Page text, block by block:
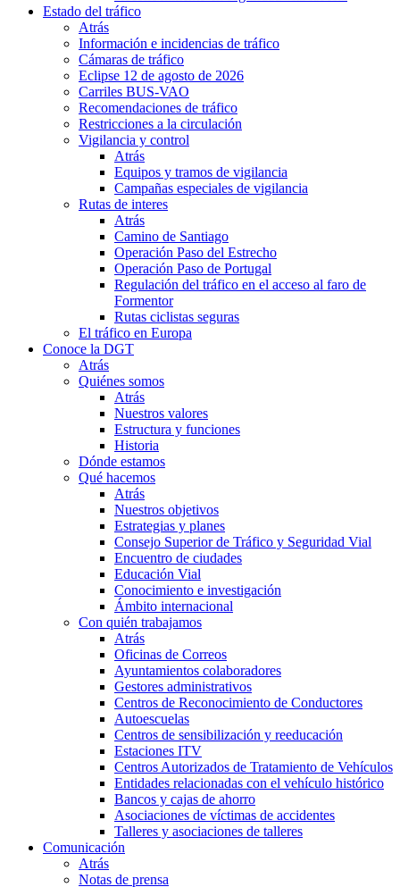
Estado del tráfico
Atrás
Información e incidencias de tráfico
Cámaras de tráfico
Eclipse 12 de agosto de 2026
Carriles BUS-VAO
Recomendaciones de tráfico
Restricciones a la circulación
Vigilancia y control
Atrás
Equipos y tramos de vigilancia
Campañas especiales de vigilancia
Rutas de interes
Atrás
Camino de Santiago
Operación Paso del Estrecho
Operación Paso de Portugal
Regulación del tráfico en el acceso al faro de
Formentor
Rutas ciclistas seguras
El tráfico en Europa
Conoce la DGT
Atrás
Quiénes somos
Atrás
Nuestros valores
Estructura y funciones
Historia
Dónde estamos
Qué hacemos
Atrás
Nuestros objetivos
Estrategias y planes
Consejo Superior de Tráfico y Seguridad Vial
Encuentro de ciudades
Educación Vial
Conocimiento e investigación
Ámbito internacional
Con quién trabajamos
Atrás
Oficinas de Correos
Ayuntamientos colaboradores
Gestores administrativos
Centros de Reconocimiento de Conductores
Autoescuelas
Centros de sensibilización y reeducación
Estaciones ITV
Centros Autorizados de Tratamiento de Vehículos
Entidades relacionadas con el vehículo histórico
Bancos y cajas de ahorro
Asociaciones de víctimas de accidentes
Talleres y asociaciones de talleres
Comunicación
Atrás
Notas de prensa